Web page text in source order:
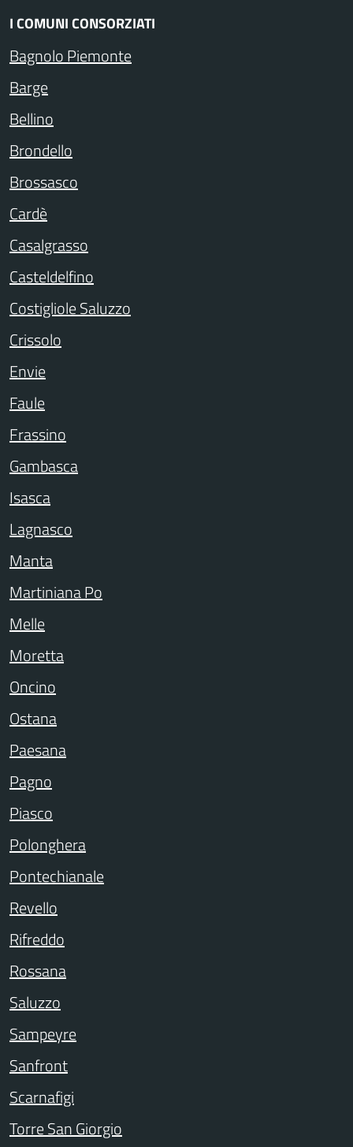
I COMUNI CONSORZIATI
Bagnolo Piemonte
Barge
Bellino
Brondello
Brossasco
Cardè
Casalgrasso
Casteldelfino
Costigliole Saluzzo
Crissolo
Envie
Faule
Frassino
Gambasca
Isasca
Lagnasco
Manta
Martiniana Po
Melle
Moretta
Oncino
Ostana
Paesana
Pagno
Piasco
Polonghera
Pontechianale
Revello
Rifreddo
Rossana
Saluzzo
Sampeyre
Sanfront
Scarnafigi
Torre San Giorgio